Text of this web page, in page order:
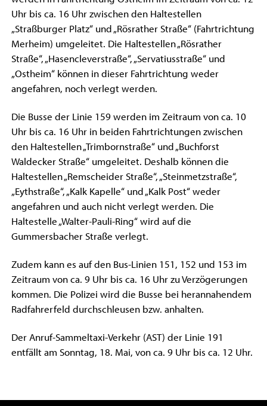
Uhr bis ca. 16 Uhr zwischen den Haltestellen
„Straßburger Platz“ und „Rösrather Straße“ (Fahrtrichtung
Merheim) umgeleitet. Die Haltestellen „Rösrather
Straße“, „Hasencleverstraße“, „Servatiusstraße“ und
„Ostheim“ können in dieser Fahrtrichtung weder
angefahren, noch verlegt werden.
Die Busse der Linie 159 werden im Zeitraum von ca. 10
Uhr bis ca. 16 Uhr in beiden Fahrtrichtungen zwischen
den Haltestellen „Trimbornstraße“ und „Buchforst
Waldecker Straße“ umgeleitet. Deshalb können die
Haltestellen „Remscheider Straße“, „Steinmetzstraße“,
„Eythstraße“, „Kalk Kapelle“ und „Kalk Post“ weder
angefahren und auch nicht verlegt werden. Die
Haltestelle „Walter-Pauli-Ring“ wird auf die
Gummersbacher Straße verlegt.
Zudem kann es auf den Bus-Linien 151, 152 und 153 im
Zeitraum von ca. 9 Uhr bis ca. 16 Uhr zu Verzögerungen
kommen. Die Polizei wird die Busse bei herannahendem
Radfahrerfeld durchschleusen bzw. anhalten.
Der Anruf-Sammeltaxi-Verkehr (AST) der Linie 191
entfällt am Sonntag, 18. Mai, von ca. 9 Uhr bis ca. 12 Uhr.